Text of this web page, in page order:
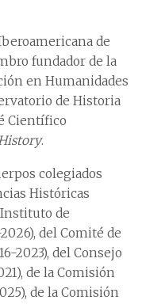
de
fundador de la
en Humanidades
de Historia
Científico
.
colegiados
Históricas
de
del Comité de
2023), del Consejo
de la Comisión
de la Comisión